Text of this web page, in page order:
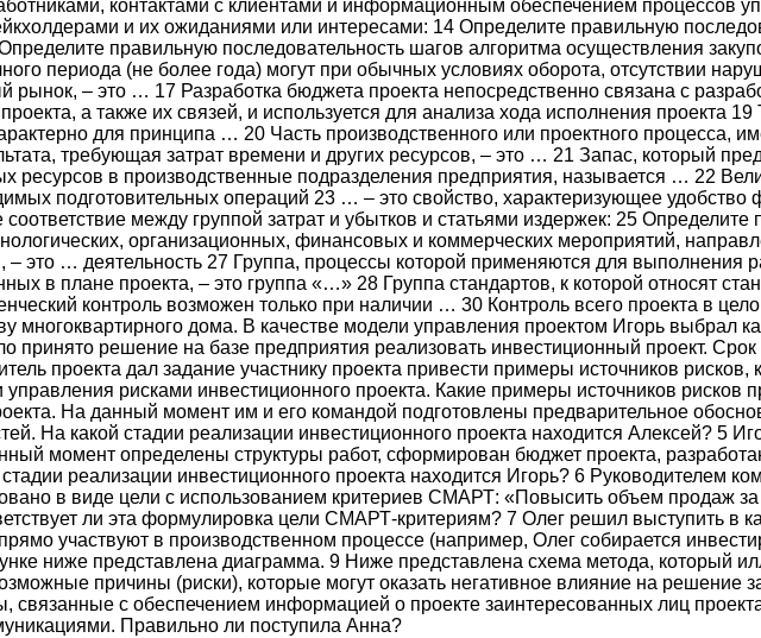
контактами с клиентами и информационным обеспечением процессов
и их ожиданиями или интересами: 14 Определите правильную
правильную последовательность шагов алгоритма осуществления
периода (не более года) могут при обычных условиях оборота, отсутствии
рынок, – это … 17 Разработка бюджета проекта непосредственно связана с
проекта, а также их связей, и используется для анализа хода исполнения проекта
для принципа … 20 Часть производственного или проектного
требующая затрат времени и других ресурсов, – это … 21 Запас, который
ресурсов в производственные подразделения предприятия, называется … 22
подготовительных операций 23 … – это свойство, характеризующее
соответствие между группой затрат и убытков и статьями издержек: 25
организационных, финансовых и коммерческих мероприятий,
– это … деятельность 27 Группа, процессы которой применяются для выполнения
в плане проекта, – это группа «…» 28 Группа стандартов, к которой относят
контроль возможен только при наличии … 30 Контроль всего проекта в
многоквартирного дома. В качестве модели управления проектом Игорь
принято решение на базе предприятия реализовать инвестиционный проект.
проекта дал задание участнику проекта привести примеры источников
управления рисками инвестиционного проекта. Какие примеры источников рисков
На данный момент им и его командой подготовлены предварительное
На какой стадии реализации инвестиционного проекта находится Алексей? 5
момент определены структуры работ, сформирован бюджет проекта,
реализации инвестиционного проекта находится Игорь? 6 Руководителем
в виде цели с использованием критериев СМАРТ: «Повысить объем продаж
ли эта формулировка цели СМАРТ-критериям? 7 Олег решил выступить в
участвуют в производственном процессе (например, Олег собирается
ниже представлена диаграмма. 9 Ниже представлена схема метода, который
причины (риски), которые могут оказать негативное влияние на решение
связанные с обеспечением информацией о проекте заинтересованных лиц
Правильно ли поступила Анна?